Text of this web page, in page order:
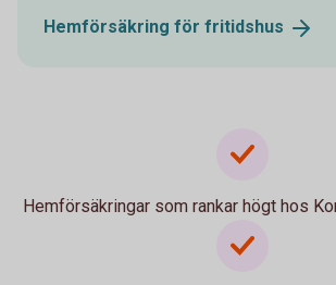
Hemförsäkring för fritidshus
Hemförsäkringar som rankar högt hos